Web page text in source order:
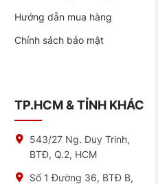
Hướng dẫn mua hàng
Chính sách bảo mật
TP.HCM & TỈNH KHÁC
543/27 Ng. Duy Trinh,
BTĐ, Q.2, HCM
Số 1 Đường 36, BTĐ B,